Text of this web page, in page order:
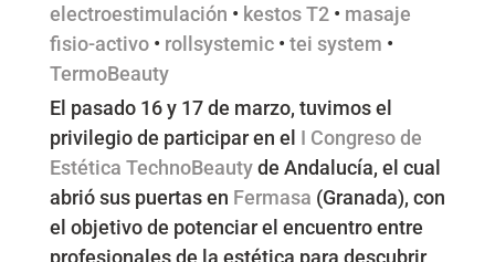
electroestimulación • kestos T2• masaje
fisio-activo• rollsystemic• tei system •
TermoBeauty
El pasado 16 y 17 de marzo, tuvimos el
privilegio de participar en el I Congreso de
Estética TechnoBeautyde Andalucía, el cual
abrió sus puertas en Fermasa (Granada), con
el objetivo de potenciar el encuentro entre
profesionales de la estética para descubrir